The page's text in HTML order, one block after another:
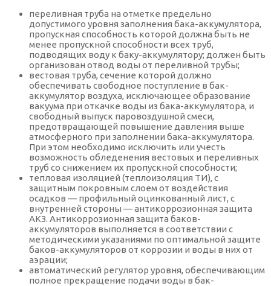
переливная труба на отметке предельно
допустимого уровня заполнения бака-аккумулятора,
пропускная способность которой должна быть не
менее пропускной способности всех труб,
подводящих воду к баку-аккумулятору; должен быть
организован отвод воды от переливной трубы;
вестовая труба, сечение которой должно
обеспечивать свободное поступление в бак-
аккумулятор воздуха, исключающее образование
вакуума при откачке воды из бака-аккумулятора, и
свободный выпуск паровоздушной смеси,
предотвращающей повышение давления выше
атмосферного при заполнении бака-аккумулятора.
При этом необходимо исключить или учесть
возможность обледенения вестовых и переливных
труб со снижением их пропускной способности;
тепловая изоляцией (теплоизоляция ТИ), с
защитным покровным слоем от воздействия
осадков — профильный оцинкованный лист, с
внутренней стороны — антикоррозионная защита
АКЗ. Антикоррозионная защита баков-
аккумуляторов выполняется в соответствии с
методическими указаниями по оптимальной защите
баков-аккумуляторов от коррозии и воды в них от
аэрации;
автоматический регулятор уровня, обеспечивающим
полное прекращение подачи воды в бак-